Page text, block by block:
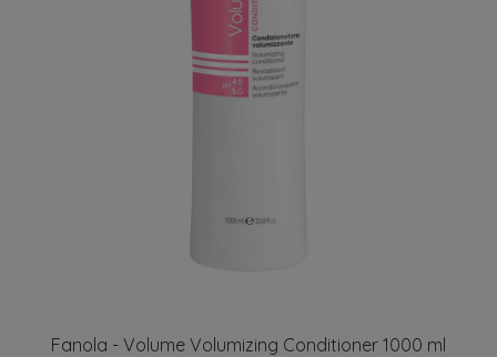
Fanola - Volume Volumizing Conditioner 1000 ml